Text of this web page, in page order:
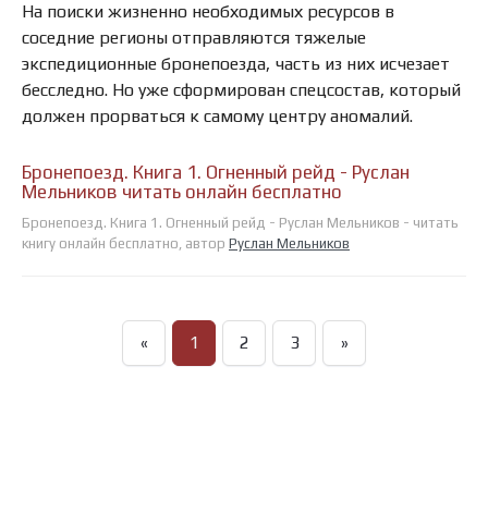
На поиски жизненно необходимых ресурсов в
соседние регионы отправляются тяжелые
экспедиционные бронепоезда, часть из них исчезает
бесследно. Но уже сформирован спецсостав, который
должен прорваться к самому центру аномалий.
Бронепоезд. Книга 1. Огненный рейд - Руслан
Мельников читать онлайн бесплатно
Бронепоезд. Книга 1. Огненный рейд - Руслан Мельников - читать
книгу онлайн бесплатно, автор Руслан Мельников
« 1 2 3 »